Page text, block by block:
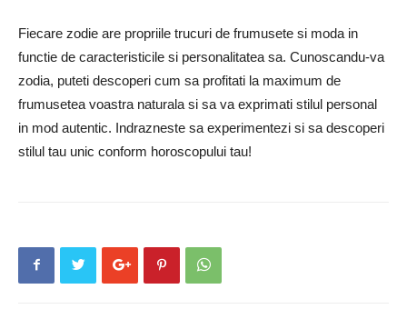
Fiecare zodie are propriile trucuri de frumusete si moda in
functie de caracteristicile si personalitatea sa. Cunoscandu-va
zodia, puteti descoperi cum sa profitati la maximum de
frumusetea voastra naturala si sa va exprimati stilul personal
in mod autentic. Indrazneste sa experimentezi si sa descoperi
stilul tau unic conform horoscopului tau!